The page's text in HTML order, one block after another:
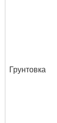
Грунтовка